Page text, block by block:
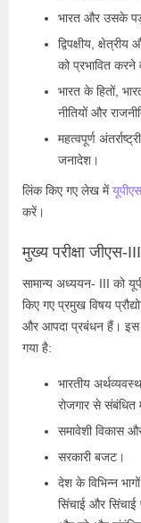
भारत और उसके
द्विपक्षीय,
को प्रभावित
भारत के हितों,
नीतियों और
महत्वपूर्ण
जनादेश।
लिंक किए गए लेख में
करें।
मुख्य परीक्षा
सामान्य अध्ययन- III को
किए गए प्रमुख विषय
और आपदा प्रबंधन हैं। इस
गया है:
भारतीय
रोजगार से संबंधित
समावेशी विकास
सरकारी बजट।
देश के विभिन्न
सिंचाई और